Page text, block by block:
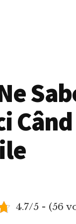
4.7/5 - (56